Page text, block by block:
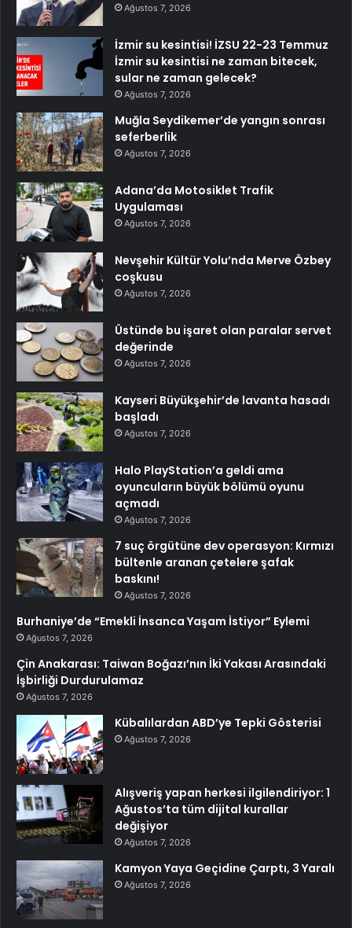
Ağustos 7, 2026
İzmir su kesintisi! İZSU 22-23 Temmuz
İzmir su kesintisi ne zaman bitecek,
sular ne zaman gelecek?
Ağustos 7, 2026
Muğla Seydikemer’de yangın sonrası
seferberlik
Ağustos 7, 2026
Adana’da Motosiklet Trafik
Uygulaması
Ağustos 7, 2026
Nevşehir Kültür Yolu’nda Merve Özbey
coşkusu
Ağustos 7, 2026
Üstünde bu işaret olan paralar servet
değerinde
Ağustos 7, 2026
Kayseri Büyükşehir’de lavanta hasadı
başladı
Ağustos 7, 2026
Halo PlayStation’a geldi ama
oyuncuların büyük bölümü oyunu
açmadı
Ağustos 7, 2026
7 suç örgütüne dev operasyon: Kırmızı
bültenle aranan çetelere şafak
baskını!
Ağustos 7, 2026
Burhaniye’de “Emekli İnsanca Yaşam İstiyor” Eylemi
Ağustos 7, 2026
Çin Anakarası: Taiwan Boğazı’nın İki Yakası Arasındaki
İşbirliği Durdurulamaz
Ağustos 7, 2026
Kübalılardan ABD’ye Tepki Gösterisi
Ağustos 7, 2026
Alışveriş yapan herkesi ilgilendiriyor: 1
Ağustos’ta tüm dijital kurallar
değişiyor
Ağustos 7, 2026
Kamyon Yaya Geçidine Çarptı, 3 Yaralı
Ağustos 7, 2026